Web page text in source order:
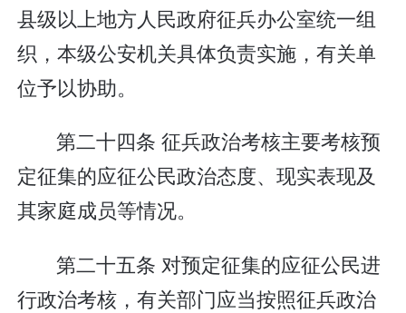
县级以上地方人民政府征兵办公室统一组
织，本级公安机关具体负责实施，有关单
位予以协助。
第二十四条 征兵政治考核主要考核预
定征集的应征公民政治态度、现实表现及
其家庭成员等情况。
第二十五条 对预定征集的应征公民进
行政治考核，有关部门应当按照征兵政治